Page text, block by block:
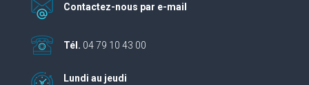
Contactez-nous par e-mail
Tél. 04 79 10 43 00
Lundi au jeudi